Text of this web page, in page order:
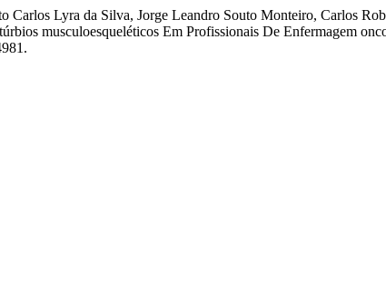
Carlos Lyra da Silva, Jorge Leandro Souto Monteiro, Carlos
musculoesqueléticos Em Profissionais De Enfermagem